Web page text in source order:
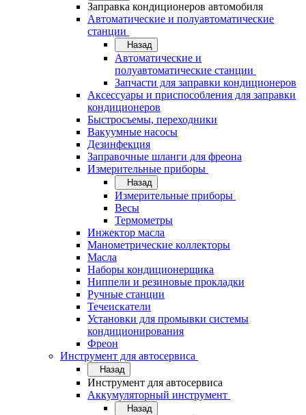
Заправка кондиционеров автомобиля
Автоматические и полуавтоматические
станции
Назад
Автоматические и
полуавтоматические станции
Запчасти для заправки кондиционеров
Аксессуары и приспособления для заправки
кондиционеров
Быстросъемы, переходники
Вакуумные насосы
Дезинфекция
Заправочные шланги для фреона
Измерительные приборы
Назад
Измерительные приборы
Весы
Термометры
Инжектор масла
Манометрические коллекторы
Масла
Наборы кондиционерщика
Ниппели и резиновые прокладки
Ручные станции
Течеискатели
Установки для промывки системы
кондиционирования
Фреон
Инструмент для автосервиса
Назад
Инструмент для автосервиса
Аккумуляторный инструмент
Назад